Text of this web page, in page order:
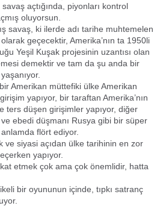
açtığında, piyonları kontrol
oluyorsun.
savaş, ki ilerde adı tarihe muhtemelen
geçecektir, Amerika’nın ta 1950li
Yeşil Kuşak projesinin uzantısı olan
demektir ve tam da şu anda bir
Amerikan müttefiki ülke Amerikan
yapıyor, bir taraftan Amerika’nın
ters düşen girişimler yapıyor, diğer
ebedi düşmanı Rusya gibi bir süper
flört ediyor.
ve siyasi açıdan ülke tarihinin en zor
yapıyor.
etmek çok ama çok önemlidir, hatta
bir oyununun içinde, tıpkı satranç